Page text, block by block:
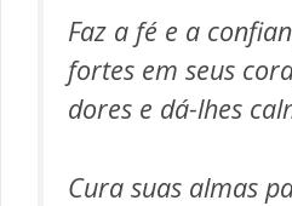
Faz a fé e a
fortes em seus
dores e dá-lhes
Cura suas almas